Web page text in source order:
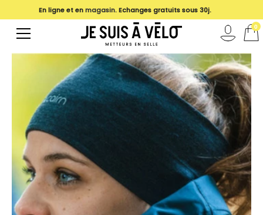
En ligne et enmagasin. Echanges gratuits sous 30j.
0